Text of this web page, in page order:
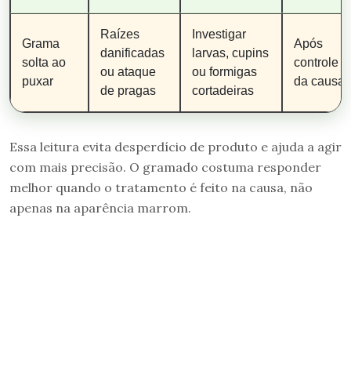
Grama
solta ao
puxar
Raízes
danificadas
ou ataque
de pragas
Investigar
larvas, cupins
ou formigas
cortadeiras
Após
controle
da causa
Essa leitura evita desperdício de produto e ajuda a agir
com mais precisão. O gramado costuma responder
melhor quando o tratamento é feito na causa, não
apenas na aparência marrom.